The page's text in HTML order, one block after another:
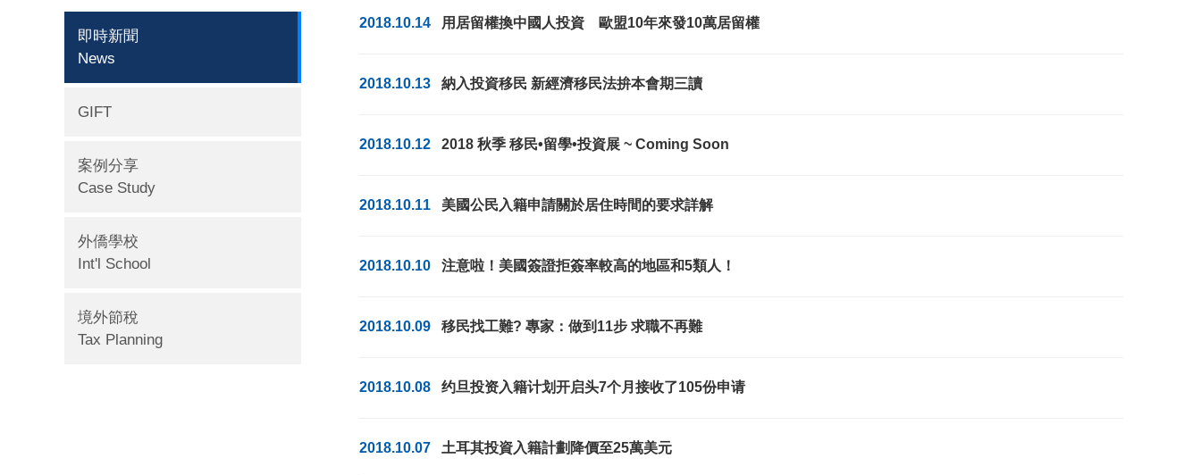
即時新聞
News
GIFT
案例分享
Case Study
外僑學校
Int'l School
境外節稅
Tax Planning
2018.10.14 用居留權換中國人投資 歐盟10年來發10萬居留權
2018.10.13 納入投資移民 新經濟移民法拚本會期三讀
2018.10.12 2018 秋季 移民•留學•投資展 ~ Coming Soon
2018.10.11 美國公民入籍申請關於居住時間的要求詳解
2018.10.10 注意啦！美國簽證拒簽率較高的地區和5類人！
2018.10.09 移民找工難? 專家：做到11步 求職不再難
2018.10.08 约旦投资入籍计划开启头7个月接收了105份申请
2018.10.07 土耳其投資入籍計劃降價至25萬美元